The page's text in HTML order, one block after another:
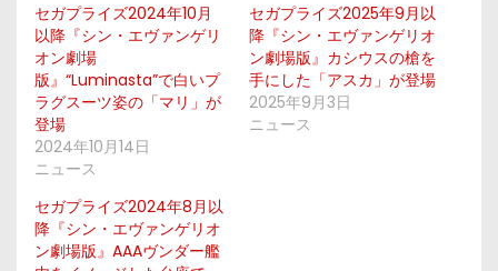
セガプライズ2024年10月
以降『シン・エヴァンゲリ
オン劇場
版』“Luminasta”で白いプ
ラグスーツ姿の「マリ」が
登場
2024年10月14日
ニュース
セガプライズ2025年9月以
降『シン・エヴァンゲリオ
ン劇場版』カシウスの槍を
手にした「アスカ」が登場
2025年9月3日
ニュース
セガプライズ2024年8月以
降『シン・エヴァンゲリオ
ン劇場版』AAAヴンダー艦